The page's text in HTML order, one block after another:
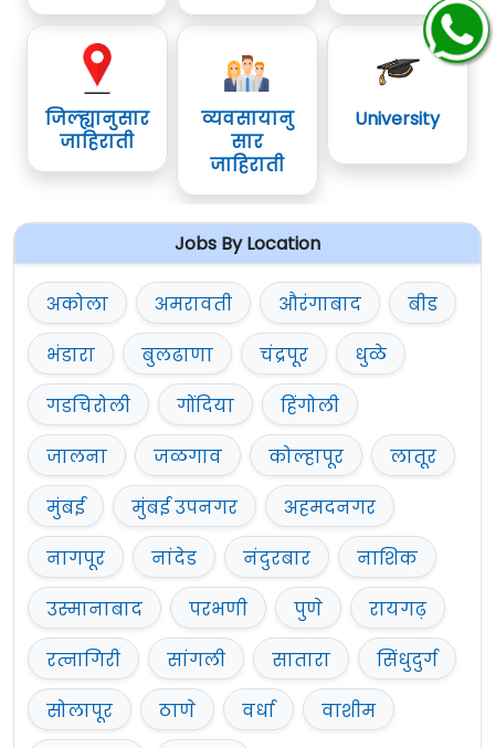
जिल्ह्यानुसार
जाहिराती
व्यवसायानु
सार
जाहिराती
University
Jobs By Location
अकोला अमरावती औरंगाबाद
बीड
भंडारा
बुलढाणा चंद्रपूर
धुळे
गडचिरोली
गोंदिया
हिंगोली
जालना
जळगाव कोल्हापूर
लातूर
मुंबई
मुंबई उपनगर
अहमदनगर
नागपूर
नांदेड नंदुरबार
नाशिक
उस्मानाबाद
परभणी पुणे
रायगढ़
रत्नागिरी
सांगली सातारा
सिंधुदुर्ग
सोलापूर
ठाणे वर्धा
वाशीम